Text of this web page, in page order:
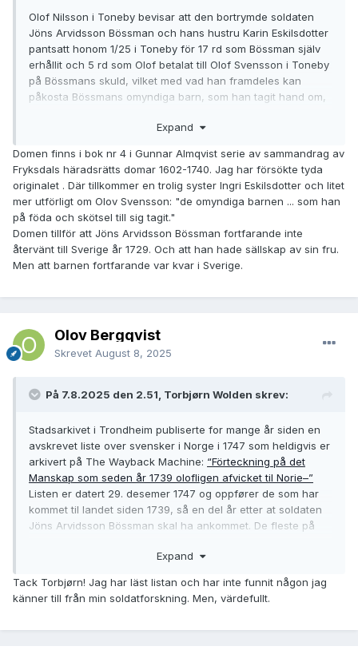
Olof Nilsson i Toneby bevisar att den bortrymde soldaten
Jöns Arvidsson Bössman och hans hustru Karin Eskilsdotter
pantsatt honom 1/25 i Toneby för 17 rd som Bössman själv
erhållit och 5 rd som Olof betalat till Olof Svensson i Toneby
på Bössmans skuld, vilket med vad han framdeles kan
påkosta Bössmans omyndiga barn, som han tagit hand om,
Expand
Domen finns i bok nr 4 i Gunnar Almqvist serie av sammandrag av
Fryksdals häradsrätts domar 1602-1740. Jag har försökte tyda
originalet . Där tillkommer en trolig syster Ingri Eskilsdotter och litet
mer utförligt om Olov Svensson: "de omyndiga barnen ... som han
på föda och skötsel till sig tagit."
Domen tillför att Jöns Arvidsson Bössman fortfarande inte
återvänt till Sverige år 1729. Och att han hade sällskap av sin fru.
Men att barnen fortfarande var kvar i Sverige.
Olov Bergqvist
Skrevet August 8, 2025
På 7.8.2025 den 2.51, Torbjørn Wolden skrev:
Stadsarkivet i Trondheim publiserte for mange år siden en
avskrevet liste over svensker i Norge i 1747 som heldigvis er
arkivert på The Wayback Machine: “Förteckning på det
Manskap som seden år 1739 olofligen afvicket til Norie–”
Listen er datert 29. desemer 1747 og oppfører de som har
kommet til landet siden 1739, så en del år etter at soldaten
Jöns Arvidsson Bössman skal ha ankommet. De fleste på
Jämtland og Härjedalen, og flere av dem er
Expand
Tack Torbjørn! Jag har läst listan och har inte funnit någon jag
känner till från min soldatforskning. Men, värdefullt.